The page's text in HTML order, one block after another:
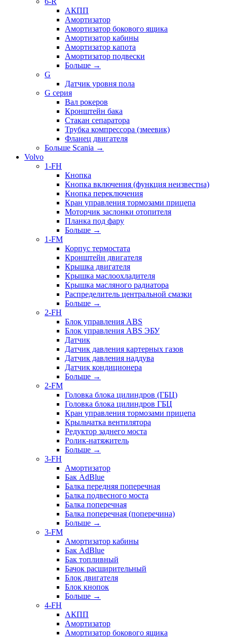
АКПП
Амортизатор
Амортизатор бокового ящика
Амортизатор кабины
Амортизатор капота
Амортизатор подвески
Больше →
G
Датчик уровня пола
G серия
Вал рокеров
Кронштейн бака
Стакан сепаратора
Трубка компрессора (змеевик)
Фланец двигателя
Больше Scania →
Volvo
1-FH
Кнопка
Кнопка включения (функция неизвестна)
Кнопка переключения
Кран управления тормозами прицепа
Моторчик заслонки отопителя
Планка под фару
Больше →
1-FM
Корпус термостата
Кронштейн двигателя
Крышка двигателя
Крышка маслоохладителя
Крышка масляного радиатора
Распределитель центральной смазки
Больше →
2-FH
Блок управления ABS
Блок управления ABS ЭБУ
Датчик
Датчик давления картерных газов
Датчик давления наддува
Датчик кондиционера
Больше →
2-FM
Головка блока цилиндров (ГБЦ)
Головка блока цилиндров ГБЦ
Кран управления тормозами прицепа
Крыльчатка вентилятора
Редуктор заднего моста
Ролик-натяжитель
Больше →
3-FH
Амортизатор
Бак AdBlue
Балка передняя поперечная
Балка подвесного моста
Балка поперечная
Балка поперечная (поперечина)
Больше →
3-FM
Амортизатор кабины
Бак AdBlue
Бак топливный
Бачок расширительный
Блок двигателя
Блок кнопок
Больше →
4-FH
АКПП
Амортизатор
Амортизатор бокового ящика